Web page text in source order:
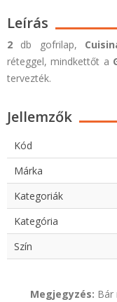
Leírás
2 db gofrilap,
réteggel, mindkettőt a
tervezték.
Jellemzők
Kód
Márka
Kategoriák
Kategória
Szín
Megjegyzés: Bár